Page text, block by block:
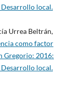
Desarrollo local.
Urrea Beltrán,
como factor
Gregorio: 2016:
Desarrollo local.